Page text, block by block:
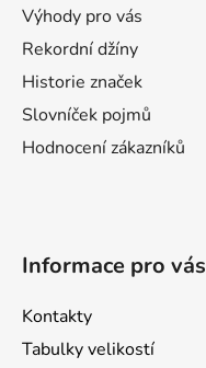
Výhody pro vás
Rekordní džíny
Historie značek
Slovníček pojmů
Hodnocení zákazníků
Informace pro vás
Kontakty
Tabulky velikostí